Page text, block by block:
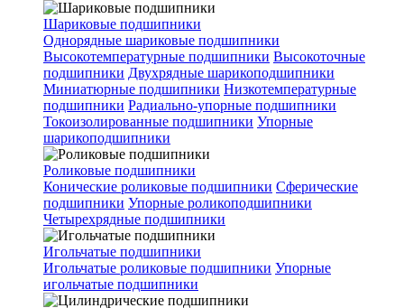
Шариковые подшипники
Однорядные шариковые подшипники
Высокотемпературные подшипники Высокоточные
подшипники Двухрядные шарикоподшипники
Миниатюрные подшипники Низкотемпературные
подшипники Радиально-упорные подшипники
Токоизолированные подшипники Упорные
шарикоподшипники
Роликовые подшипники
Конические роликовые подшипники Сферические
подшипники Упорные роликоподшипники
Четырехрядные подшипники
Игольчатые подшипники
Игольчатые роликовые подшипники Упорные
игольчатые подшипники